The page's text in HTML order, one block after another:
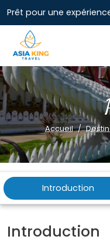
Prêt pour une
Accueil
Introduction
Introduction